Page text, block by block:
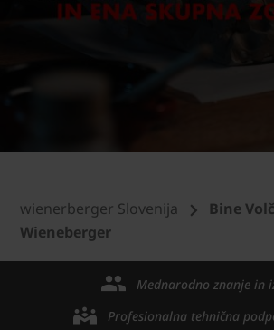
wienerberger Slovenija
Bine
Wieneberger
Mednarodno znanje in
Profesionalna tehnična